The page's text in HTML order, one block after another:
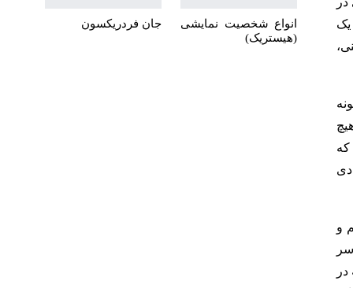
پیش، دچار یک
که
و
انواع شخصیت نمایشی
(هیستریک)
جان فردریکسون